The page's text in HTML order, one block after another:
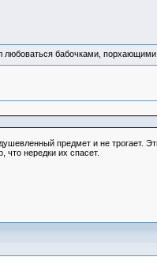
бабочками, порхающими
предмет и не трогает.
что нередки их спасет.